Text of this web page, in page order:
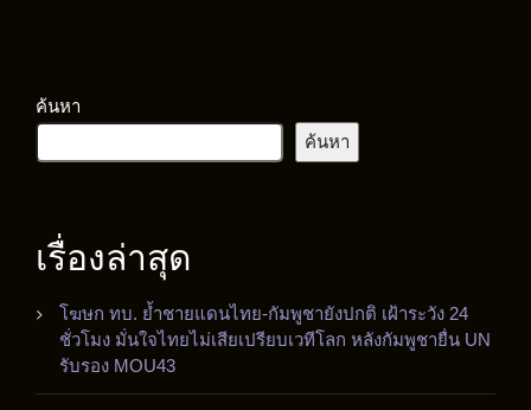
ค้นหา
ค้นหา
เรื่องล่าสุด
โฆษก ทบ. ย้ำชายแดนไทย-กัมพูชายังปกติ เฝ้าระวัง 24
ชั่วโมง มั่นใจไทยไม่เสียเปรียบเวทีโลก หลังกัมพูชายื่น UN
รับรอง MOU43